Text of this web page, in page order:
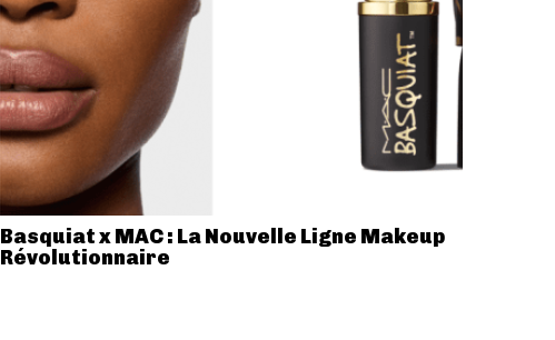
Basquiat x MAC : La Nouvelle Ligne Makeup
Révolutionnaire